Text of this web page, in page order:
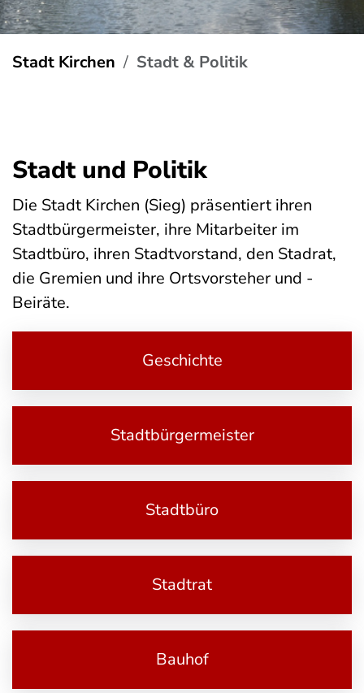
Stadt Kirchen Stadt & Politik
Stadt und Politik
Die Stadt Kirchen (Sieg) präsentiert ihren
Stadtbürgermeister, ihre Mitarbeiter im
Stadtbüro, ihren Stadtvorstand, den Stadrat,
die Gremien und ihre Ortsvorsteher und -
Beiräte.
Geschichte
Stadtbürgermeister
Stadtbüro
Stadtrat
Bauhof